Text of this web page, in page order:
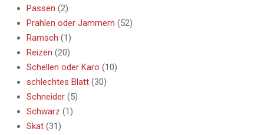
Passen (2)
Prahlen oder Jammern (52)
Ramsch (1)
Reizen (20)
Schellen oder Karo (10)
schlechtes Blatt (30)
Schneider (5)
Schwarz (1)
Skat (31)